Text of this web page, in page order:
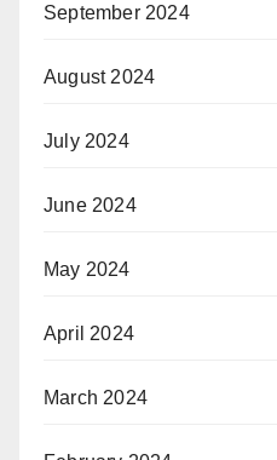
September 2024
August 2024
July 2024
June 2024
May 2024
April 2024
March 2024